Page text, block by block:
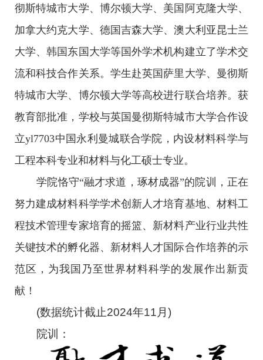
彻斯特城市大学、博尔顿大学、美国阿克隆大学、
加拿大约克大学、德国吉森大学、澳大利亚昆士兰
大学、韩国东国大学等国外学术机构建立了学术交
流和科技合作关系。学生赴英国萨里大学、曼彻斯
特城市大学、博尔顿大学等高校进行联合培养。获
教育部批准，学校与英国曼彻斯特城市大学合作设
立yl7703中国永利曼城联合学院，内设材料科学与
工程本科专业和材料与化工硕士专业。
学院恪守“融才求道，琢材成器”的院训，正在
努力建成材料科学学术创新人才培育基地、材料工
程技术管理专家培育的摇篮、新材料产业行业共性
关键技术的孵化器、新材料人才国际合作培养的示
范区，为我国乃至世界材料科学的发展作出新贡
献！
(数据统计截止2024年11月)
院训：